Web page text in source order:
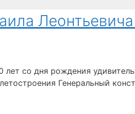
лет со дня рождения
Генеральный